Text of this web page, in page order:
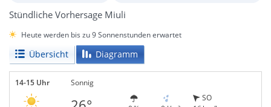
Stündliche Vorhersage Miuli
Heute werden bis zu 9 Sonnenstunden erwartet
Übersicht Diagramm
14-15 Uhr Sonnig
SO